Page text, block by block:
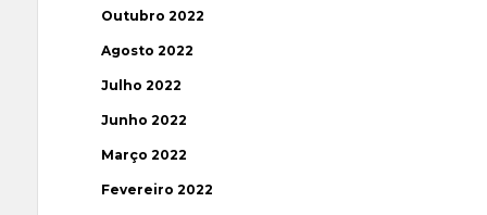
Outubro 2022
Agosto 2022
Julho 2022
Junho 2022
Março 2022
Fevereiro 2022